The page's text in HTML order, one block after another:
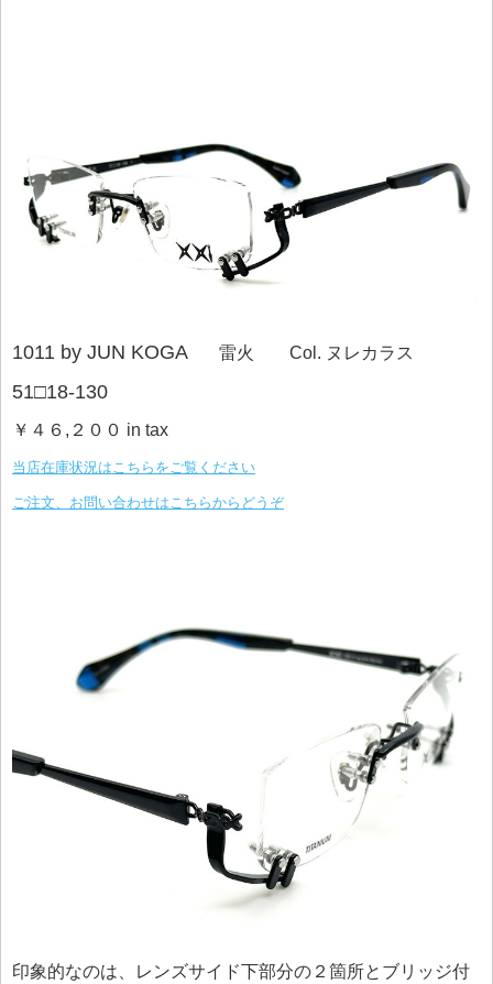
1011 by JUN KOGA 雷火 Col. ヌレカラス
51□18-130
￥４６,２００ in tax
当店在庫状況はこちらをご覧ください
ご注文、お問い合わせはこちらからどうぞ
印象的なのは、レンズサイド下部分の２箇所とブリッジ付